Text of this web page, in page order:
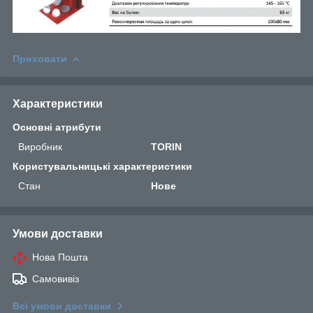
Приховати
Характеристики
Основні атрибути
Виробник
TORIN
Користувальницькі характеристики
Стан
Нове
Умови доставки
Нова Пошта
Самовивіз
Всі умови доставки